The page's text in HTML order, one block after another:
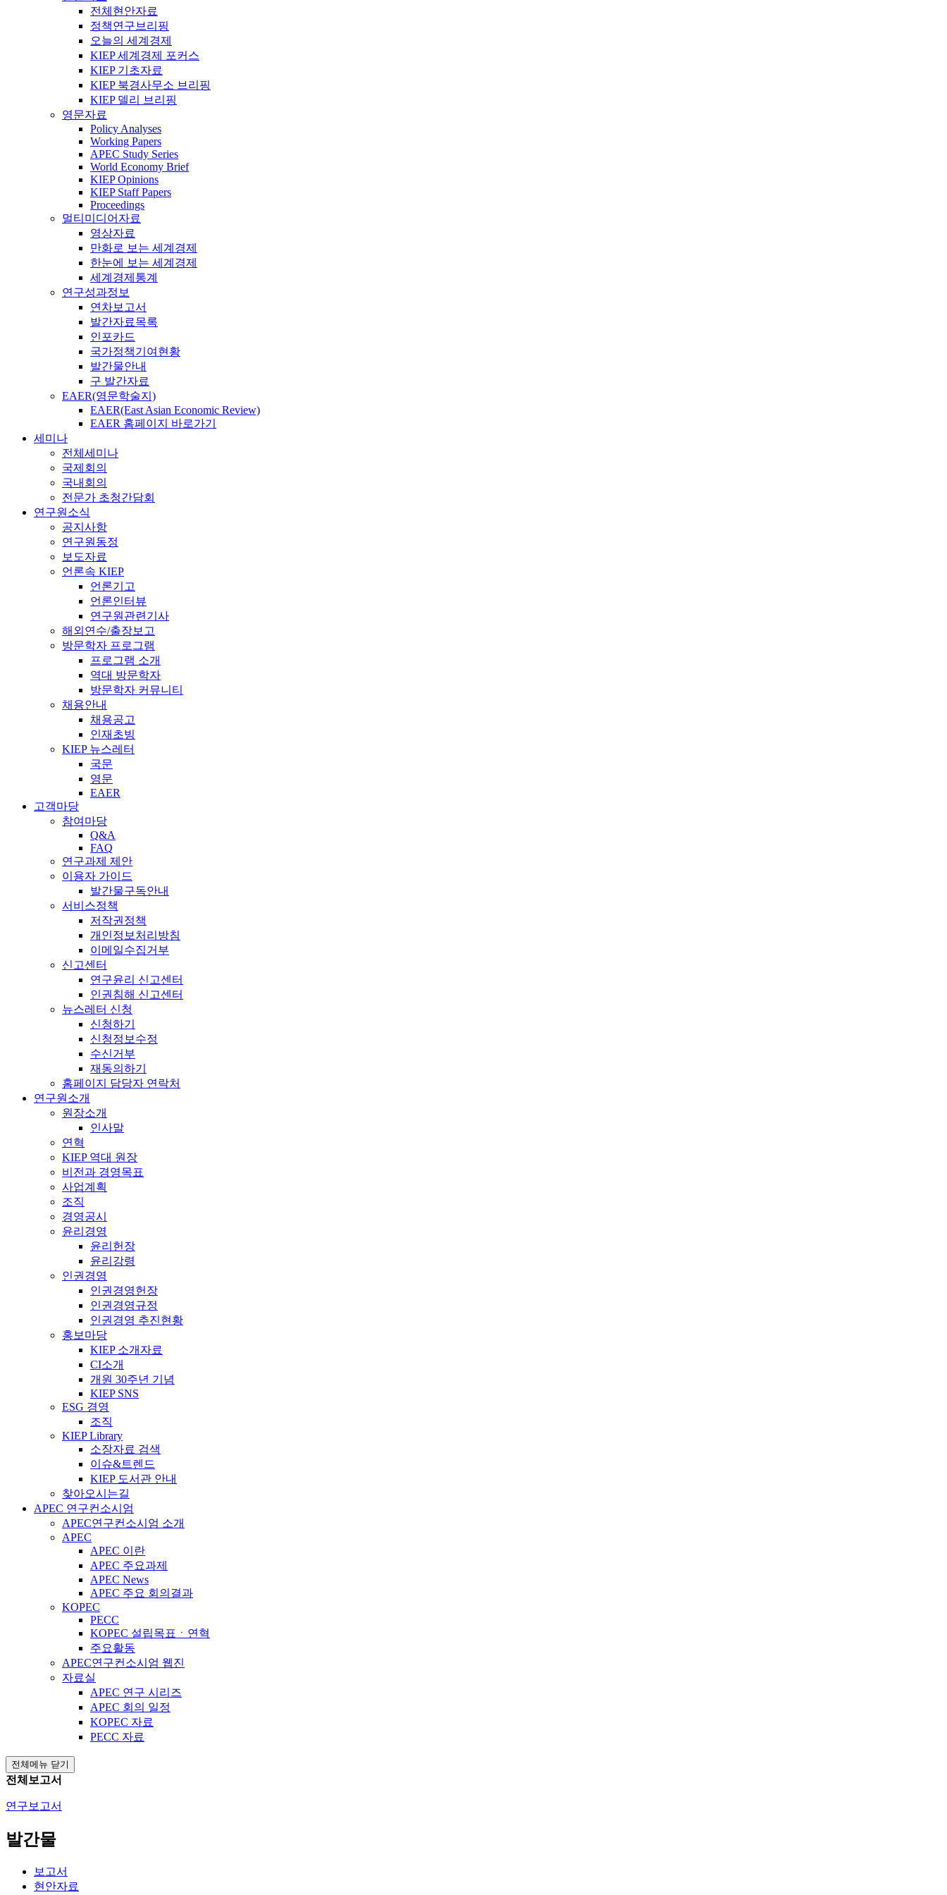
전체현안자료
정책연구브리핑
오늘의 세계경제
KIEP 세계경제 포커스
KIEP 기초자료
KIEP 북경사무소 브리핑
KIEP 델리 브리핑
영문자료
Policy Analyses
Working Papers
APEC Study Series
World Economy Brief
KIEP Opinions
KIEP Staff Papers
Proceedings
멀티미디어자료
영상자료
만화로 보는 세계경제
한눈에 보는 세계경제
세계경제통계
연구성과정보
연차보고서
발간자료목록
인포카드
국가정책기여현황
발간물안내
구 발간자료
EAER(영문학술지)
EAER(East Asian Economic Review)
EAER 홈페이지 바로가기
세미나
전체세미나
국제회의
국내회의
전문가 초청간담회
연구원소식
공지사항
연구원동정
보도자료
언론속 KIEP
언론기고
언론인터뷰
연구원관련기사
해외연수/출장보고
방문학자 프로그램
프로그램 소개
역대 방문학자
방문학자 커뮤니티
채용안내
채용공고
인재초빙
KIEP 뉴스레터
국문
영문
EAER
고객마당
참여마당
Q&A
FAQ
연구과제 제안
이용자 가이드
발간물구독안내
서비스정책
저작권정책
개인정보처리방침
이메일수집거부
신고센터
연구윤리 신고센터
인권침해 신고센터
뉴스레터 신청
신청하기
신청정보수정
수신거부
재동의하기
홈페이지 담당자 연락처
연구원소개
원장소개
인사말
연혁
KIEP 역대 원장
비전과 경영목표
사업계획
조직
경영공시
윤리경영
윤리헌장
윤리강령
인권경영
인권경영헌장
인권경영규정
인권경영 추진현황
홍보마당
KIEP 소개자료
CI소개
개원 30주년 기념
KIEP SNS
ESG 경영
조직
KIEP Library
소장자료 검색
이슈&트렌드
KIEP 도서관 안내
찾아오시는길
APEC 연구컨소시엄
APEC연구컨소시엄 소개
APEC
APEC 이란
APEC 주요과제
APEC News
APEC 주요 회의결과
KOPEC
PECC
KOPEC 설립목표ㆍ연혁
주요활동
APEC연구컨소시엄 웹진
자료실
APEC 연구 시리즈
APEC 회의 일정
KOPEC 자료
PECC 자료
전체메뉴 닫기
전체보고서
연구보고서
발간물
보고서
현안자료